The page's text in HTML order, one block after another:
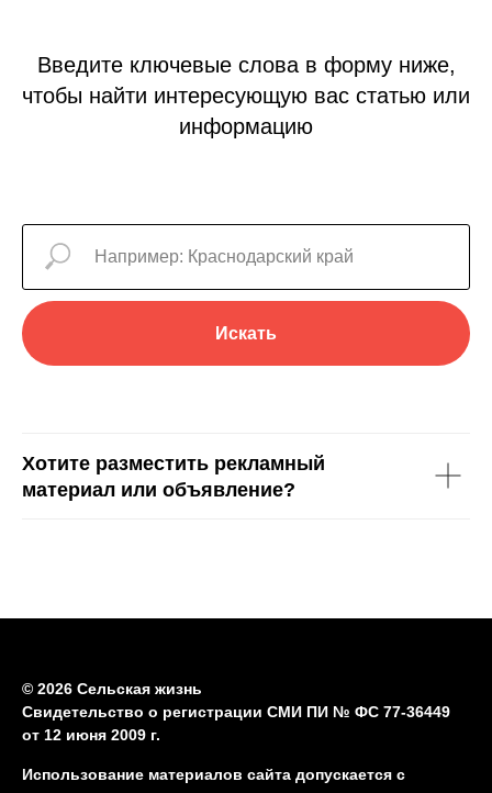
Введите ключевые слова в форму ниже,
чтобы найти интересующую вас статью или
информацию
Искать
Хотите разместить рекламный
материал или объявление?
© 2026 Сельская жизнь
Свидетельство о регистрации СМИ ПИ № ФС 77-36449
от 12 июня 2009 г.
Использование материалов сайта допускается с